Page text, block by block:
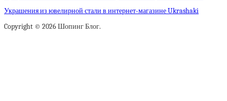
Украшения из ювелирной стали в интернет-магазине Ukrashaki
Copyright © 2026 Шопинг Блог.